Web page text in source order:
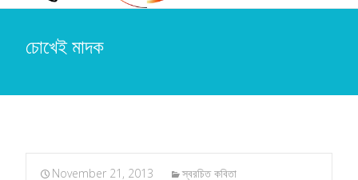
চোখেই মাদক
November 21, 2013 স্বরচিত কবিতা